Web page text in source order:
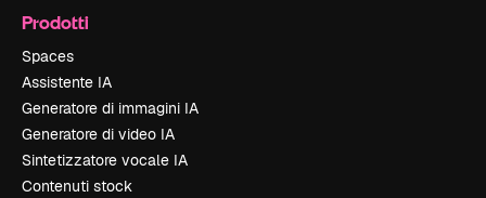
Prodotti
Spaces
Assistente IA
Generatore di immagini IA
Generatore di video IA
Sintetizzatore vocale IA
Contenuti stock